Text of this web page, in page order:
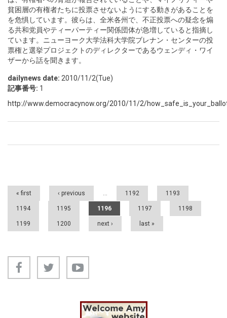
貧困層の有権者たちに投票させないようにする動きがあることを
を危惧しています。彼らは、全米各州で、不正投票への疑念を煽
る共和党員やティーパーティー関係団体が急増していると指摘し
ています。ニューヨーク大学法科大学院ブレナン・センターの投
票権と選挙プロジェクトのディレクターであるウェンディ・ワイ
ザーから話を聞きます。
dailynews date: 2010/11/2(Tue)
記事番号: 1
http://www.democracynow.org/2010/11/2/
« first ‹ previous … 1192 1193
1194 1195 1196 1197 1198
1199 1200 next › last »